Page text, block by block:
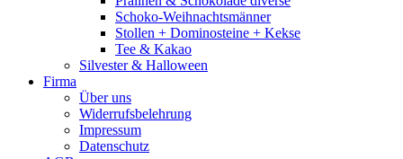
Schoko-Weihnachtsmänner
Stollen + Dominosteine + Kekse
Tee & Kakao
Silvester & Halloween
Firma
Über uns
Widerrufsbelehrung
Impressum
Datenschutz